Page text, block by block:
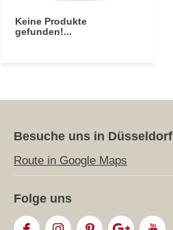
Keine Produkte
gefunden!...
Besuche uns in Düsseldorf
Route in Google Maps
Folge uns